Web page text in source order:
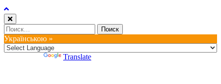
Найти:
Українською »
Translate